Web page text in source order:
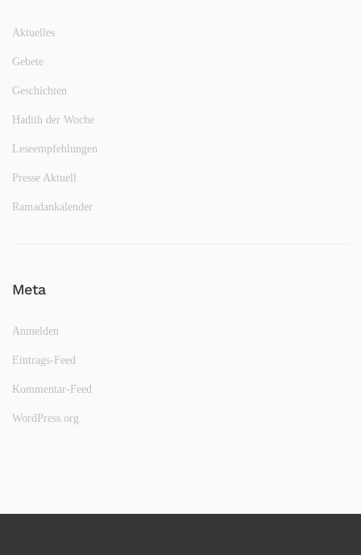
Aktuelles
Gebete
Geschichten
Hadith der Woche
Leseempfehlungen
Presse Aktuell
Ramadankalender
Meta
Anmelden
Eintrags-Feed
Kommentar-Feed
WordPress.org